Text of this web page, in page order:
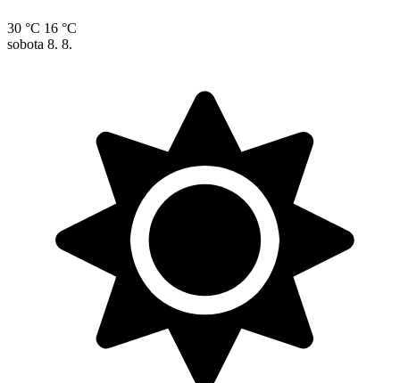
30 °C 16 °C
sobota 8. 8.